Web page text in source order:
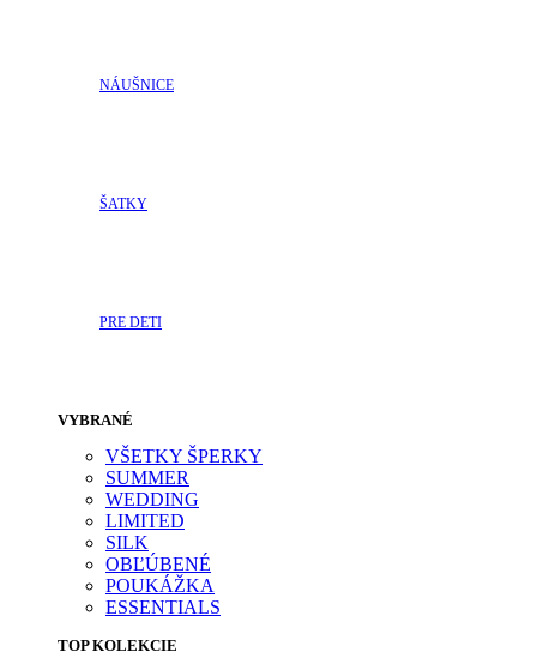
NÁUŠNICE
ŠATKY
PRE DETI
VYBRANÉ
VŠETKY ŠPERKY
SUMMER
WEDDING
LIMITED
SILK
OBĽÚBENÉ
POUKÁŽKA
ESSENTIALS
TOP KOLEKCIE